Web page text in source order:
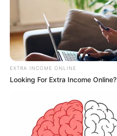
EXTRA INCOME ONLINE
Looking For Extra Income Online?